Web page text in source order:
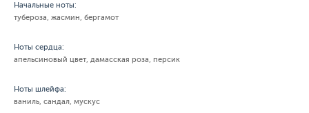
Начальные ноты:
тубероза, жасмин, бергамот
Ноты сердца:
апельсиновый цвет, дамасская роза, персик
Ноты шлейфа:
ваниль, сандал, мускус